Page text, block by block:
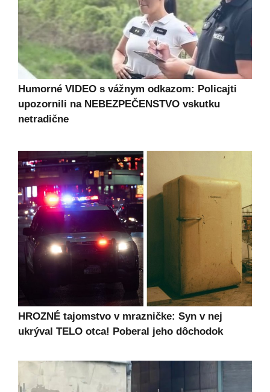
Humorné VIDEO s vážnym odkazom: Policajti
upozornili na NEBEZPEČENSTVO vskutku
netradične
HROZNÉ tajomstvo v mrazničke: Syn v nej
ukrýval TELO otca! Poberal jeho dôchodok